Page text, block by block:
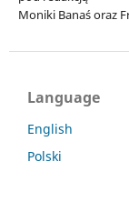
Moniki Banaś oraz
Language
English
Polski